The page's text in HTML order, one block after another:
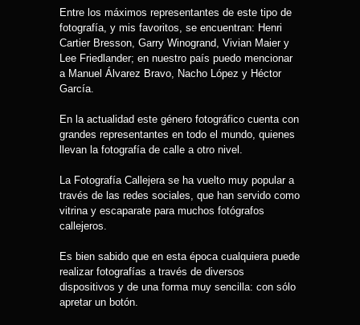
Entre los máximos representantes de este tipo de
fotografía, y mis favoritos, se encuentran: Henri
Cartier Bresson, Garry Winogrand, Vivian Maier y
Lee Friedlander; en nuestro país puedo mencionar
a Manuel Álvarez Bravo, Nacho López y Héctor
García.
En la actualidad este género fotográfico cuenta con
grandes representantes en todo el mundo, quienes
llevan la fotografía de calle a otro nivel.
La Fotografía Callejera se ha vuelto muy popular a
través de las redes sociales, que han servido como
vitrina y escaparate para muchos fotógrafos
callejeros.
Es bien sabido que en esta época cualquiera puede
realizar fotografías a través de diversos
dispositivos y de una forma muy sencilla: con sólo
apretar un botón.